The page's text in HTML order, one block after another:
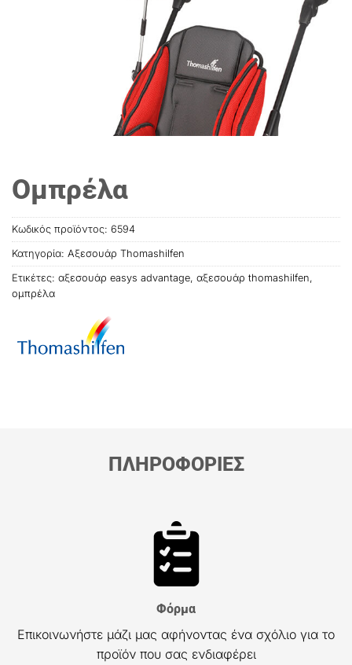
Ομπρέλα
Κωδικός προϊόντος: 6594
Κατηγορία: Αξεσουάρ Thomashilfen
Ετικέτες: αξεσουάρ easys advantage, αξεσουάρ thοmashilfen,
ομπρέλα
ΠΛΗΡΟΦΟΡΙΕΣ
Φόρμα
Επικοινωνήστε μάζι μας αφήνοντας ένα σχόλιο για το
προϊόν που σας ενδιαφέρει